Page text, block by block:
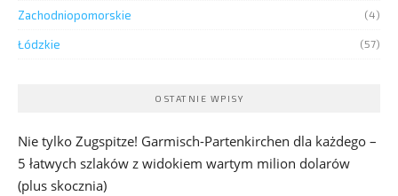
Zachodniopomorskie (4)
Łódzkie (57)
OSTATNIE WPISY
Nie tylko Zugspitze! Garmisch-Partenkirchen dla każdego –
5 łatwych szlaków z widokiem wartym milion dolarów
(plus skocznia)